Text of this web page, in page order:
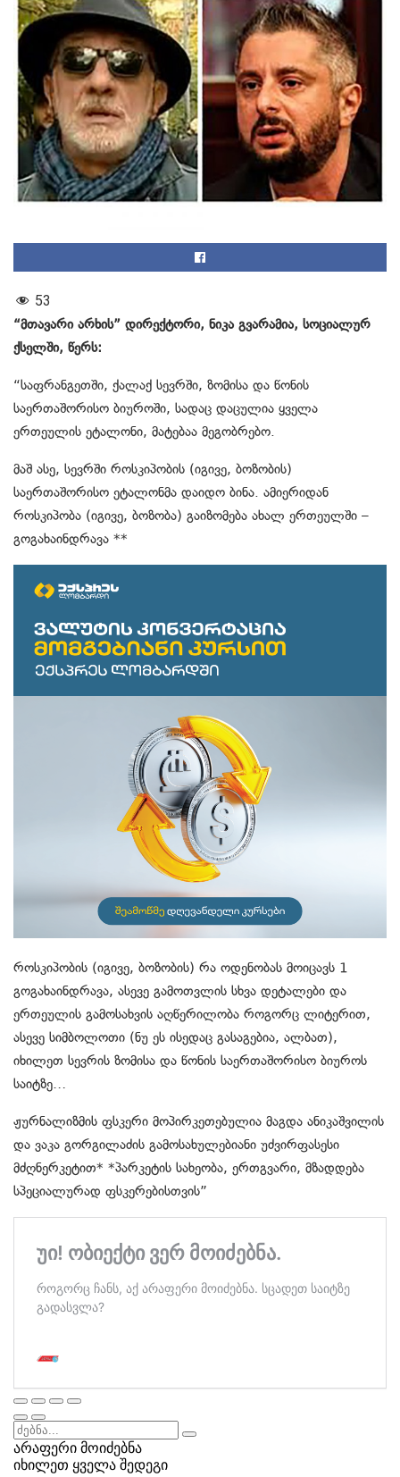
53
“მთავარი არხის” დირექტორი, ნიკა გვარამია, სოციალურ
ქსელში, წერს:
“საფრანგეთში, ქალაქ სევრში, ზომისა და წონის
საერთაშორისო ბიუროში, სადაც დაცულია ყველა
ერთეულის ეტალონი, მატებაა მეგობრებო.
მაშ ასე, სევრში როსკიპობის (იგივე, ბოზობის)
საერთაშორისო ეტალონმა დაიდო ბინა. ამიერიდან
როსკიპობა (იგივე, ბოზობა) გაიზომება ახალ ერთეულში –
გოგახაინდრავა **
როსკიპობის (იგივე, ბოზობის) რა ოდენობას მოიცავს 1
გოგახაინდრავა, ასევე გამოთვლის სხვა დეტალები და
ერთეულის გამოსახვის აღწერილობა როგორც ლიტერით,
ასევე სიმბოლოთი (ნუ ეს ისედაც გასაგებია, ალბათ),
იხილეთ სევრის ზომისა და წონის საერთაშორისო ბიუროს
საიტზე…
ჟურნალიზმის ფსკერი მოპირკეთებულია მაგდა ანიკაშვილის
და ვაკა გორგილაძის გამოსახულებიანი უძვირფასესი
მძღნერკეტით* *პარკეტის სახეობა, ერთგვარი, მზადდება
სპეციალურად ფსკერებისთვის”